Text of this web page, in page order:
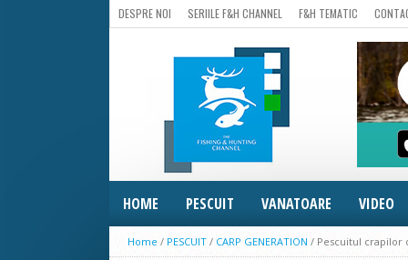
DESPRE NOI SERIILE F&H CHANNEL F&H TEMATIC
HOME PESCUIT VANATOARE VIDEO
Home / PESCUIT / CARP GENERATION / Pescuitul crapilor